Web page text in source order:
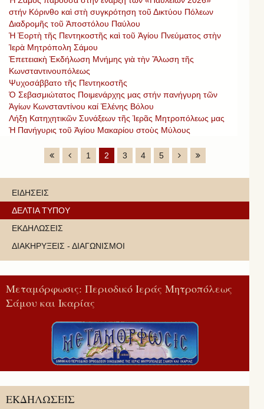
στήν Κόρινθο καὶ στὴ συγκρότηση τοῦ Δικτύου Πόλεων
Διαδρομῆς τοῦ Ἀποστόλου Παύλου
Ἡ Ἑορτὴ τῆς Πεντηκοστῆς καὶ τοῦ Ἁγίου Πνεύματος στὴν
Ἱερὰ Μητρόπολη Σάμου
Ἐπετειακὴ Ἐκδήλωση Μνήμης γιὰ τὴν Ἄλωση τῆς
Κωνσταντινουπόλεως
Ψυχοσάββατο τῆς Πεντηκοστῆς
Ὁ Σεβασμιώτατος Ποιμενάρχης μας στήν πανήγυρη τῶν
Ἁγίων Κωνσταντίνου καί Ἑλένης Βόλου
Λήξη Κατηχητικῶν Συνάξεων τῆς Ἱερᾶς Μητροπόλεως μας
Ἡ Πανήγυρις τοῦ Ἁγίου Μακαρίου στοὺς Μύλους
1 2 3 4 5
ΕΙΔΗΣΕΙΣ
ΔΕΛΤΙΑ ΤΥΠΟΥ
ΕΚΔΗΛΩΣΕΙΣ
ΔΙΑΚΗΡΥΞΕΙΣ - ΔΙΑΓΩΝΙΣΜΟΙ
Μεταμόρφωσις: Περιοδικό Ιεράς Μητροπόλεως
Σάμου και Ικαρίας
ΕΚΔΗΛΩΣΕΙΣ